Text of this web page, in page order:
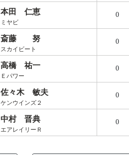
本田 仁恵
ミヤビ
0
斎藤 努
スカイビート
0
高橋 祐一
Ｅパワー
0
佐々木 敏夫
ケンウインズ２
0
中村 晋典
エアレイリーＲ
0